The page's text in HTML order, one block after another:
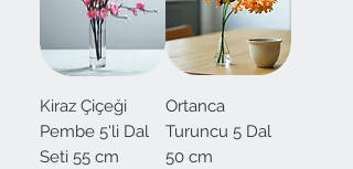
Kiraz Çiçeği
Pembe 5'li Dal
Seti 55 cm
Ortanca
Turuncu 5 Dal
50 cm